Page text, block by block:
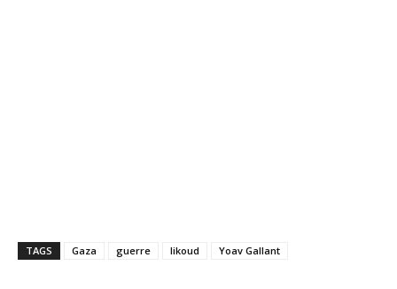
TAGS Gaza guerre likoud Yoav Gallant